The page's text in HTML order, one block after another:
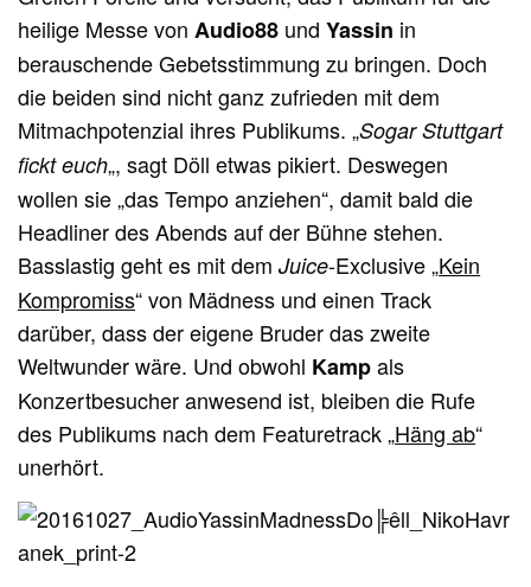
heilige Messe vonAudio88 undYassin in
berauschende Gebetsstimmung zu bringen. Doch
die beiden sind nicht ganz zufrieden mit dem
Mitmachpotenzial ihres Publikums. „Sogar Stuttgart
fickt euch„, sagt Döll etwas pikiert. Deswegen
wollen sie „das Tempo anziehen“, damit bald die
Headliner des Abends auf der Bühne stehen.
Basslastig geht es mit demJuice-Exclusive „Kein
Kompromiss“ von Mädness und einen Track
darüber, dass der eigene Bruder das zweite
Weltwunder wäre. Und obwohl Kampals
Konzertbesucher anwesend ist, bleiben die Rufe
des Publikums nach dem Featuretrack „Häng ab“
unerhört.